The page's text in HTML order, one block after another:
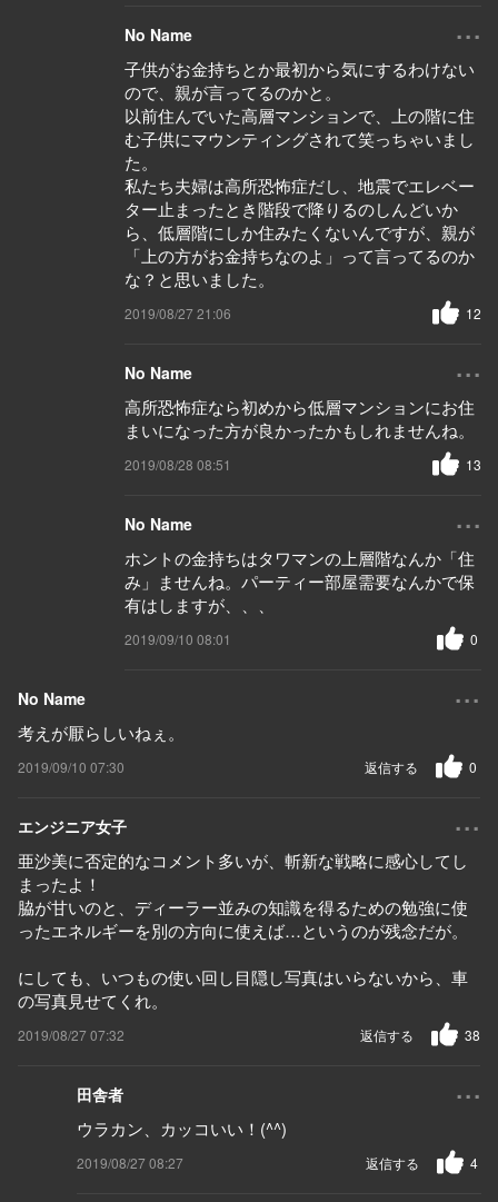
No Name ...
子供がお金持ちとか最初から気にするわけない
ので、親が言ってるのかと。
以前住んでいた高層マンションで、上の階に住
む子供にマウンティングされて笑っちゃいまし
た。
私たち夫婦は高所恐怖症だし、地震でエレベー
ター止まったとき階段で降りるのしんどいか
ら、低層階にしか住みたくないんですが、親が
「上の方がお金持ちなのよ」って言ってるのか
な？と思いました。
2019/08/27 21:06 12
No Name ...
高所恐怖症なら初めから低層マンションにお住
まいになった方が良かったかもしれませんね。
2019/08/28 08:51 13
No Name ...
ホントの金持ちはタワマンの上層階なんか「住
み」ませんね。パーティー部屋需要なんかで保
有はしますが、、、
2019/09/10 08:01 0
No Name ...
考えが厭らしいねぇ。
2019/09/10 07:30 0
返信する
エンジニア女子 ...
亜沙美に否定的なコメント多いが、斬新な戦略に感心してし
まったよ！
脇が甘いのと、ディーラー並みの知識を得るための勉強に使
ったエネルギーを別の方向に使えば…というのが残念だが。
にしても、いつもの使い回し目隠し写真はいらないから、車
の写真見せてくれ。
2019/08/27 07:32 38
返信する
田舎者 ...
ウラカン、カッコいい！(^^)
2019/08/27 08:27 4
返信する